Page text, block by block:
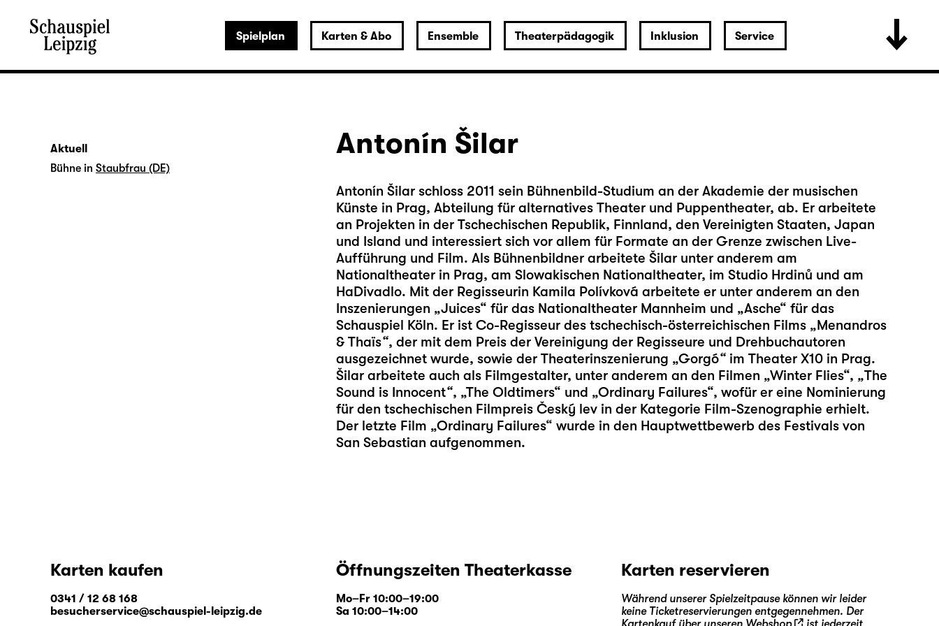
Spielplan Karten & Abo Ensemble Theaterpädagogik Inklusion Service
Antonín Šilar
Antonín Šilar schloss 2011 sein Bühnenbild-Studium an der Akademie der musischen
Künste in Prag, Abteilung für alternatives Theater und Puppentheater, ab. Er arbeitete
an Projekten in der Tschechischen Republik, Finnland, den Vereinigten Staaten, Japan
und Island und interessiert sich vor allem für Formate an der Grenze zwischen Live-
Aufführung und Film. Als Bühnenbildner arbeitete Šilar unter anderem am
Nationaltheater in Prag, am Slowakischen Nationaltheater, im Studio Hrdinů und am
HaDivadlo. Mit der Regisseurin Kamila Polívková arbeitete er unter anderem an den
Inszenierungen „Juices“ für das Nationaltheater Mannheim und „Asche“ für das
Schauspiel Köln. Er ist Co-Regisseur des tschechisch-österreichischen Films „Menandros
& Thaïs“, der mit dem Preis der Vereinigung der Regisseure und Drehbuchautoren
ausgezeichnet wurde, sowie der Theaterinszenierung „Gorgó“im Theater X10 in Prag.
Šilar arbeitete auch als Filmgestalter, unter anderem an den Filmen „Winter Flies“, „The
Sound is Innocent“, „The Oldtimers“ und „Ordinary Failures“, wofür er eine Nominierung
für den tschechischen Filmpreis Český lev in der Kategorie Film-Szenographie erhielt.
Der letzte Film „Ordinary Failures“ wurde in den Hauptwettbewerb des Festivals von
San Sebastian aufgenommen.
Aktuell
Bühne in Staubfrau (DE)
Karten kaufen
0341 / 12 68 168
besucherservice@schauspiel-leipzig.de
Öffnungszeiten Theaterkasse
Mo–Fr 10:00–19:00
Sa 10:00–14:00
Karten reservieren
Während unserer Spielzeitpause können wir leider
keine Ticketreservierungen entgegennehmen. Der